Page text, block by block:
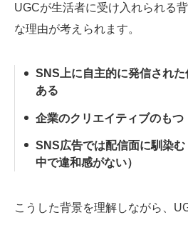
UGCが生活者に受け入れられる
な理由が考えられます。
SNS上に自主的に発信され
ある
企業のクリエイティブのもつ
SNS広告では配信面に馴染
中で違和感がない）
こうした背景を理解しながら、